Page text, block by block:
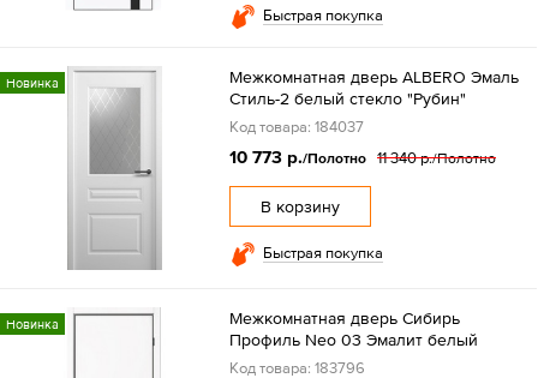
Быстрая покупка
Новинка
Межкомнатная дверь ALBERO Эмаль
Стиль-2 белый стекло "Рубин"
Код товара: 184037
10 773 р./Полотно 11 340 р./Полотно
В корзину
Быстрая покупка
Новинка
Межкомнатная дверь Сибирь
Профиль Neo 03 Эмалит белый
Код товара: 183796